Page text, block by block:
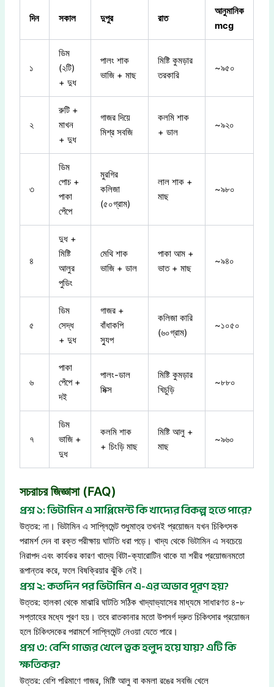
দিন সকাল দুপুর রাত
আনুমানিক
mcg
১
ডিম
(২টি)
+ দুধ
পালং শাক
ভাজি + মাছ
মিষ্টি কুমড়ার
তরকারি
~৯৫০
২
রুটি +
মাখন
+ দুধ
গাজর দিয়ে
মিশ্র সবজি
কলমি শাক
+ ডাল
~৯২০
৩
ডিম
পোচ +
পাকা
পেঁপে
মুরগির
কলিজা
(৫০গ্রাম)
লাল শাক +
মাছ
~৯৮০
৪
দুধ +
মিষ্টি
আলুর
পুডিং
মেথি শাক
ভাজি + ডাল
পাকা আম +
ভাত + মাছ
~৯৪০
৫
ডিম
সেদ্ধ
+ দুধ
গাজর +
বাঁধাকপি
স্যুপ
কলিজা কারি
(৬০গ্রাম)
~১০৫০
৬
পাকা
পেঁপে +
দই
পালং-ডাল
মিক্স
মিষ্টি কুমড়ার
খিচুড়ি
~৮৮০
৭
ডিম
ভাজি +
দুধ
কলমি শাক
+ চিংড়ি মাছ
মিষ্টি আলু +
মাছ
~৯৬০
সচরাচর জিজ্ঞাসা (FAQ)
প্রশ্ন ১: ভিটামিন এ সাপ্লিমেন্ট কি খাদ্যের বিকল্প হতে পারে?
উত্তর: না। ভিটামিন এ সাপ্লিমেন্ট শুধুমাত্র তখনই প্রয়োজন যখন চিকিৎসক
পরামর্শ দেন বা রক্ত পরীক্ষায় ঘাটতি ধরা পড়ে। খাদ্য থেকে ভিটামিন এ সবচেয়ে
নিরাপদ এবং কার্যকর কারণ খাদ্যে বিটা-ক্যারোটিন থাকে যা শরীর প্রয়োজনমতো
রূপান্তর করে, ফলে বিষক্রিয়ার ঝুঁকি নেই।
প্রশ্ন ২: কতদিন পর ভিটামিন এ-এর অভাব পূরণ হয়?
উত্তর: হালকা থেকে মাঝারি ঘাটতি সঠিক খাদ্যাভ্যাসের মাধ্যমে সাধারণত ৪-৮
সপ্তাহের মধ্যে পূরণ হয়। তবে রাতকানার মতো উপসর্গ দ্রুত চিকিৎসার প্রয়োজন
হলে চিকিৎসকের পরামর্শে সাপ্লিমেন্ট নেওয়া যেতে পারে।
প্রশ্ন ৩: বেশি গাজর খেলে ত্বক হলুদ হয়ে যায়? এটি কি
ক্ষতিকর?
উত্তর: বেশি পরিমাণে গাজর, মিষ্টি আলু বা কমলা রঙের সবজি খেলে